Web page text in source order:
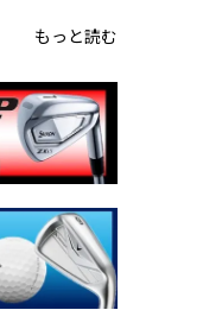
もっと読む